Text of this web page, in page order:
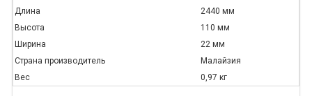
Длина
2440 мм
Высота
110 мм
Ширина
22 мм
Страна производитель
Малайзия
Вес
0,97 кг